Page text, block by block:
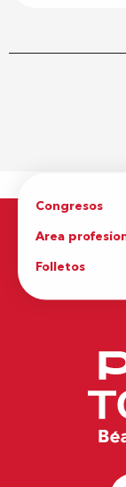
Congresos
Area
Folletos